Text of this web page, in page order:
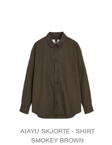
AIAYU SKJORTE - SHIRT
SMOKEY BROWN